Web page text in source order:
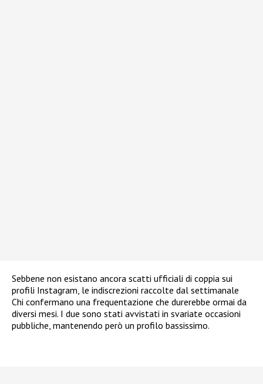
Sebbene non esistano ancora scatti ufficiali di coppia sui
profili Instagram, le indiscrezioni raccolte dal settimanale
Chi confermano una frequentazione che durerebbe ormai da
diversi mesi. I due sono stati avvistati in svariate occasioni
pubbliche, mantenendo però un profilo bassissimo.